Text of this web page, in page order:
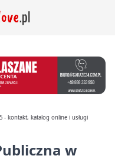
- kontakt, katalog online i usługi
w